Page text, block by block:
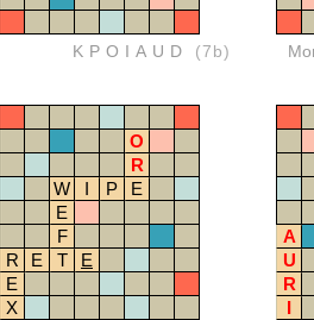
KPOIAUD (7b)
O
R
W
I P
E
E
F
R E T
E
E
X
A
U
R
I